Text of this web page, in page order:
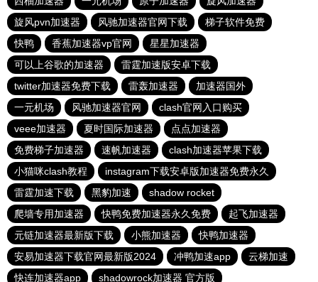
旋风pvn加速器
风驰加速器官网下载
梯子软件免费
快鸭
香蕉加速器vp官网
星星加速器
可以上谷歌的加速器
雷霆加速版安卓下载
twitter加速器免费下载
雷轰加速器
加速器国外
一元机场
风驰加速器官网
clash官网入口购买
veee加速器
夏时国际加速器
点点加速器
免费梯子加速器
速帆加速器
clash加速器苹果下载
小猫咪clash教程
instagram下载安卓版加速器免费永久
雷霆加速下载
黑豹加速
shadow rocket
爬墙专用加速器
快鸭免费加速器永久免费
起飞加速器
元链加速器最新版下载
小熊加速器
快鸭加速器
安易加速器下载官网最新版2024
冲鸭加速app
云梯加速
快连加速器app
shadowrock加速器 官方版